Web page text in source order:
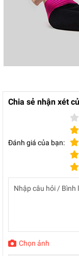
Chia sẻ nhận xét
Đánh giá của bạn:
Chọn ảnh